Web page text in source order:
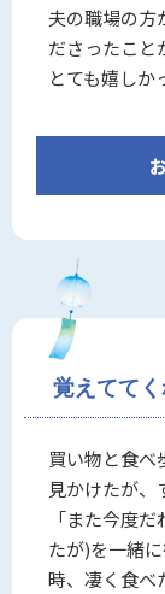
夫の職場の方
ださったこと
とても嬉しか
覚えてて
買い物と食べ
見かけたが、
「また今度
たが)を一緒
時、凄く食べ